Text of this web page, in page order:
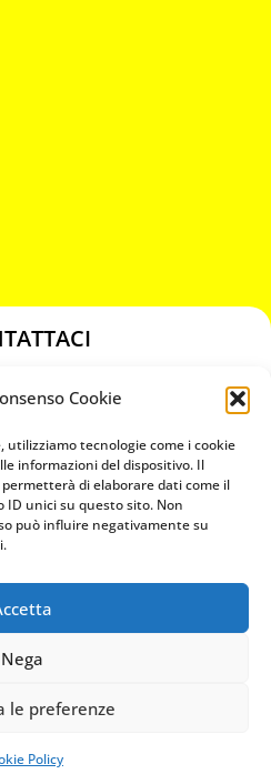
Cookie
utilizziamo tecnologie come i cookie
informazioni del dispositivo. Il
di elaborare dati come il
ID unici su questo sito. Non
può influire negativamente su
Nega
le preferenze
Policy
ORA
IMMEDIATO